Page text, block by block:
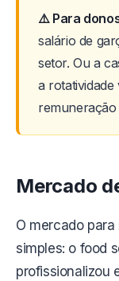
⚠️ Para
salário de
setor. Ou a
a
Mercado
O mercado
simples: o food
profissionalizou